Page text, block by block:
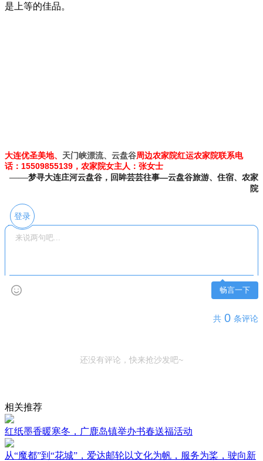
是上等的佳品。
大连优圣美地、 天门峡漂流、云盘谷周边农家院红运农家院联系电
话：15509855139，农家院女主人：张女士
——梦寻大连庄河云盘谷，回眸芸芸往事—云盘谷旅游、住宿、农家
院
登录
畅言一下
共 0 条评论
还没有评论，快来抢沙发吧~
相关推荐
红纸墨香暖寒冬，广鹿岛镇举办书春送福活动
从“魔都”到“花城”，爱达邮轮以文化为帆，服务为桨，驶向新